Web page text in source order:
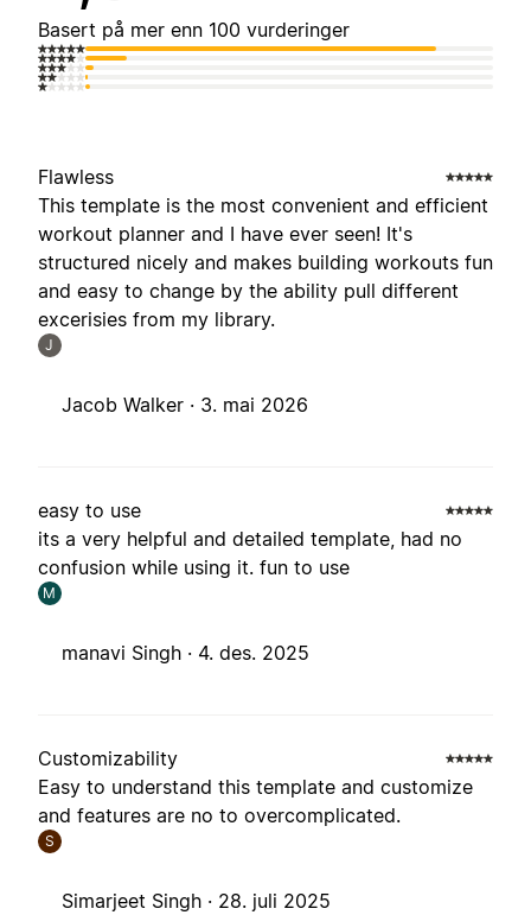
Basert på mer enn 100 vurderinger
Flawless
This template is the most convenient and efficient
workout planner and I have ever seen! It's
structured nicely and makes building workouts fun
and easy to change by the ability pull different
excerisies from my library.
J
Jacob Walker · 3. mai 2026
easy to use
its a very helpful and detailed template, had no
confusion while using it. fun to use
M
manavi Singh · 4. des. 2025
Customizability
Easy to understand this template and customize
and features are no to overcomplicated.
S
Simarjeet Singh · 28. juli 2025